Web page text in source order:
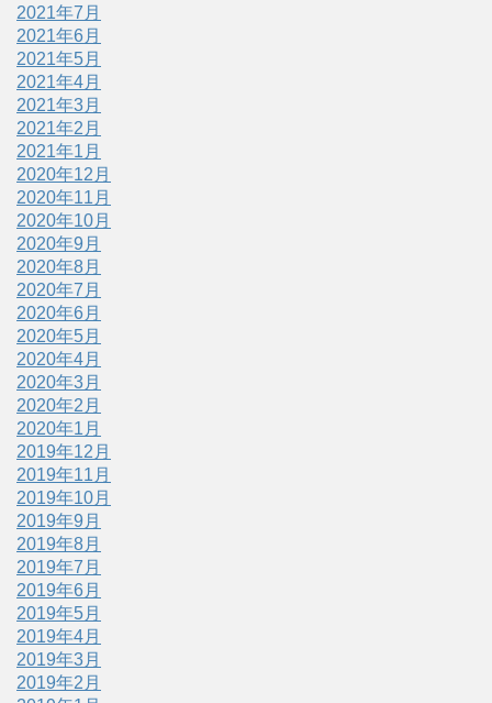
2021年7月
2021年6月
2021年5月
2021年4月
2021年3月
2021年2月
2021年1月
2020年12月
2020年11月
2020年10月
2020年9月
2020年8月
2020年7月
2020年6月
2020年5月
2020年4月
2020年3月
2020年2月
2020年1月
2019年12月
2019年11月
2019年10月
2019年9月
2019年8月
2019年7月
2019年6月
2019年5月
2019年4月
2019年3月
2019年2月